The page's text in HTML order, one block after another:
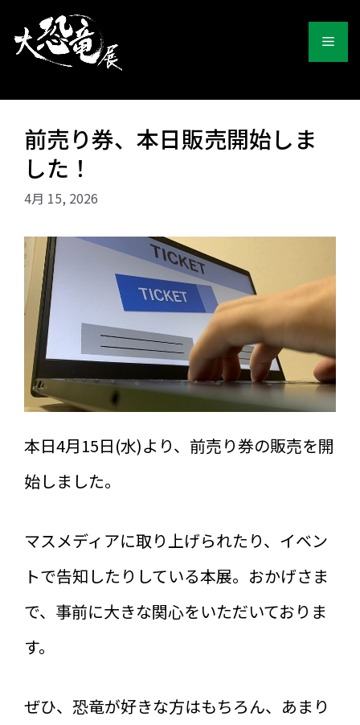
へ
メ
前売り券、本日販売開始しま
した！
4月 15, 2026
本日4月15日(水)より、前売り券の販売を開
始しました。
マスメディアに取り上げられたり、イベン
トで告知したりしている本展。おかげさま
で、事前に大きな関心をいただいておりま
す。
ぜひ、恐竜が好きな方はもちろん、あまり